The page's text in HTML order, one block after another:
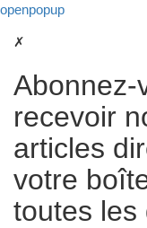
openpopup
✗
Abonnez-
recevoir
articles
votre
toutes les